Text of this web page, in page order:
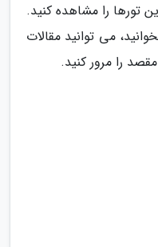
تورها را مشاهده کنید.
می توانید مقالات
را مرور کنید.